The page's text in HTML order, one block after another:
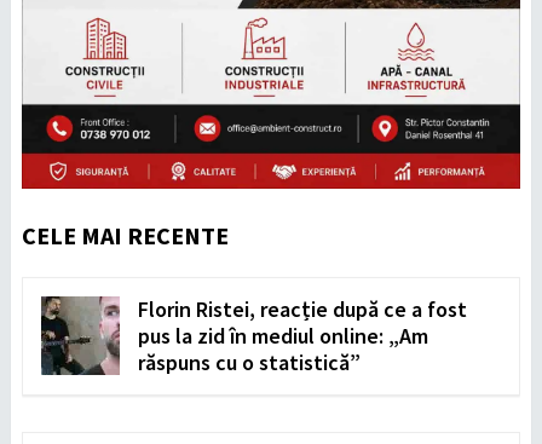
CELE MAI RECENTE
Florin Ristei, reacție după ce a fost
pus la zid în mediul online: „Am
răspuns cu o statistică”